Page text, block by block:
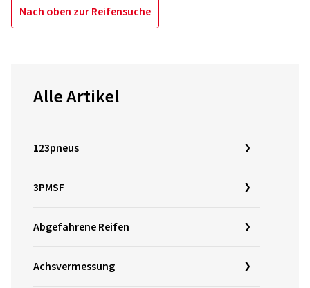
Nach oben zur Reifensuche
Alle Artikel
123pneus
3PMSF
Abgefahrene Reifen
Achsvermessung